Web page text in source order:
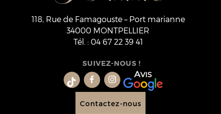
118, Rue de Famagouste – Port marianne
34000 MONTPELLIER
Tél. : 04 67 22 39 41
SUIVEZ-NOUS !
Contactez-nous